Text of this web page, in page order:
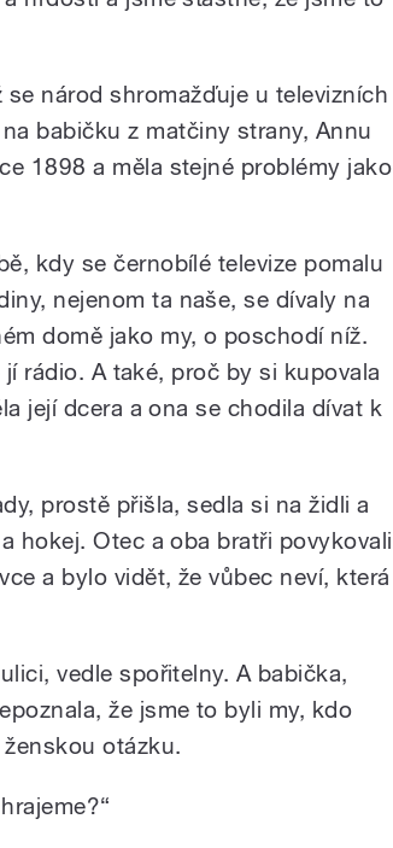
národ shromažďuje u televizních
babičku z matčiny strany, Annu
1898 a měla stejné problémy jako
kdy se černobílé televize pomalu
nejenom ta naše, se dívaly na
domě jako my, o poschodí níž.
rádio. A také, proč by si kupovala
její dcera a ona se chodila dívat k
prostě přišla, sedla si na židli a
hokej. Otec a oba bratři povykovali
a bylo vidět, že vůbec neví, která
vedle spořitelny. A babička,
že jsme to byli my, kdo
otázku.